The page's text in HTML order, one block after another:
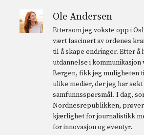
Ole Andersen
Ettersom jeg vokste opp i
vært fascinert av ordenes
til å skape endringer. Etter å
utdannelse i
Bergen, fikk jeg muligheten
ulike medier, der jeg har
samfunnsspørsmål. I dag,
Nordnesrepublikken, prøver
kjærlighet for journalistikk
for innovasjon og eventyr.